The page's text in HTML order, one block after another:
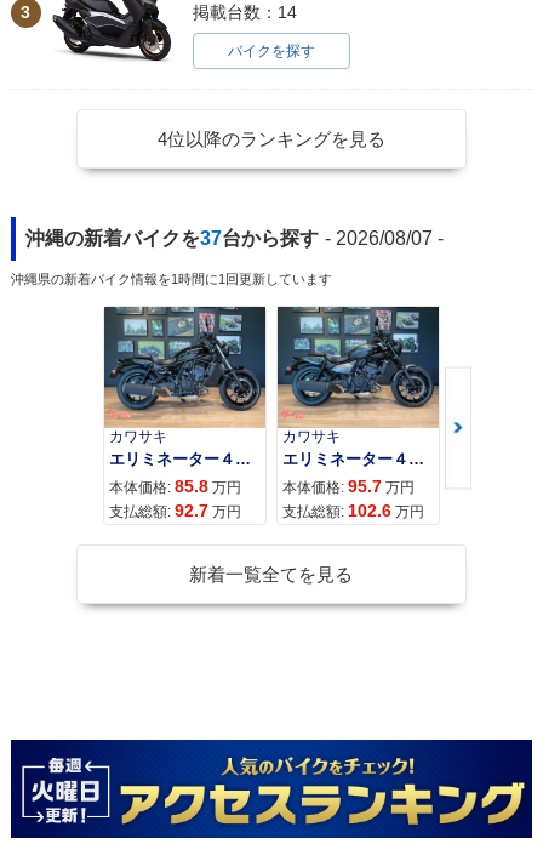
3
掲載台数：14
バイクを探す
4位以降のランキングを見る
沖縄の新着バイクを37台から探す - 2026/08/07 -
沖縄県の新着バイク情報を1時間に1回更新しています
カワサキ
エリミネーター４００
本体価格: 85.8 万円
支払総額: 92.7 万円
カワサキ
エリミネーター４００ＳＥ
本体価格: 95.7 万円
支払総額: 102.6 万円
カワサキ
本体価格:
新着一覧全てを見る